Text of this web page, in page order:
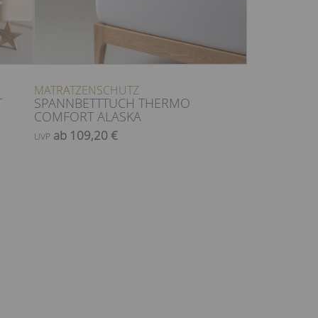
MATRATZENSCHUTZ
SPANNBETTTUCH THERMO
COMFORT ALASKA
UVP ab 109,20 €